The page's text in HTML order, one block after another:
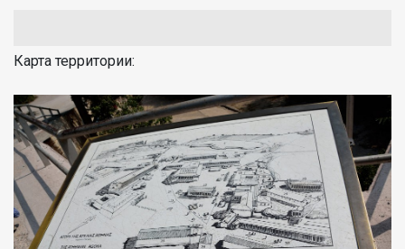
Карта территории: